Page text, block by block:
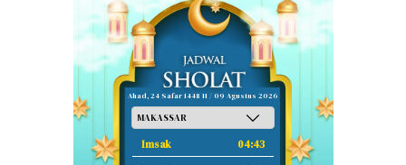
Ahad, 24 Safar 1448 H / 09 Agustus 2026
Imsak 04:43